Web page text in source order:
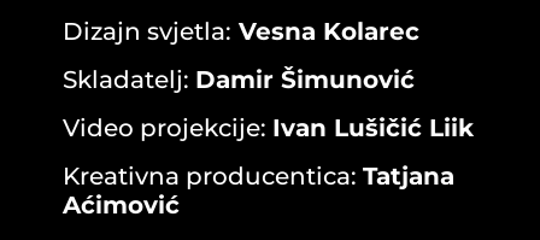
Dizajn svjetla: Vesna Kolarec
Skladatelj: Damir Šimunović
Video projekcije: Ivan Lušičić Liik
Kreativna producentica: Tatjana
Aćimović